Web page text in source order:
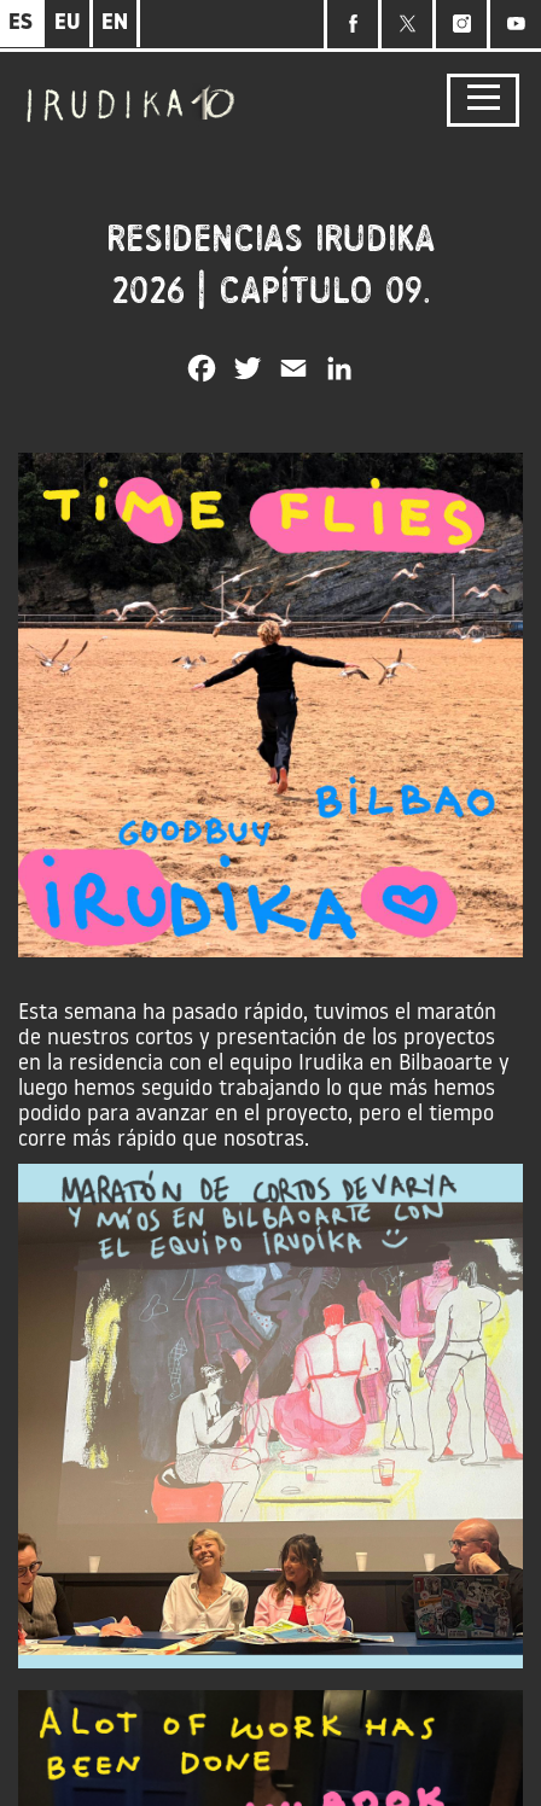
Pasar
principal
ES EU EN
RESIDENCIAS IRUDIKA
2026 | CAPÍTULO 09.
FacebookTwitterEmail
Esta semana ha pasado rápido, tuvimos el maratón
de nuestros cortos y presentación de los proyectos
en la residencia con el equipo Irudika en Bilbaoarte y
luego hemos seguido trabajando lo que más hemos
podido para avanzar en el proyecto, pero el tiempo
corre más rápido que nosotras.